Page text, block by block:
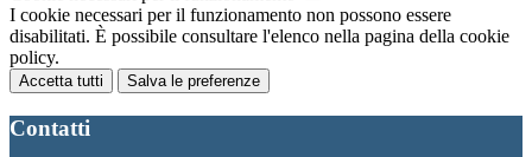
I cookie necessari per il funzionamento non possono essere
disabilitati. È possibile consultare l'elenco nella pagina della cookie
policy.
Accetta tutti Salva le preferenze
Contatti